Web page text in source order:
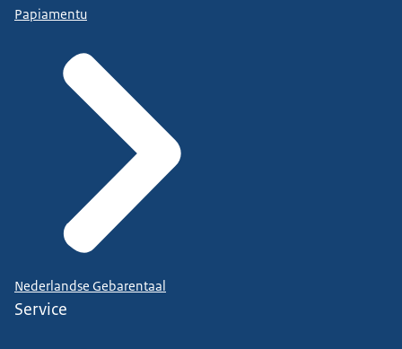
Papiamentu
Nederlandse Gebarentaal
Service